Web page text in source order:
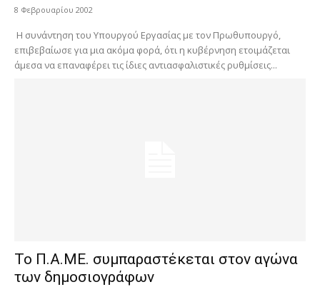
8 Φεβρουαρίου 2002
Η συνάντηση του Υπουργού Εργασίας με τον Πρωθυπουργό,
επιβεβαίωσε για μια ακόμα φορά, ότι η κυβέρνηση ετοιμάζεται
άμεσα να επαναφέρει τις ίδιες αντιασφαλιστικές ρυθμίσεις...
Το Π.Α.ΜΕ. συμπαραστέκεται στον αγώνα
των δημοσιογράφων